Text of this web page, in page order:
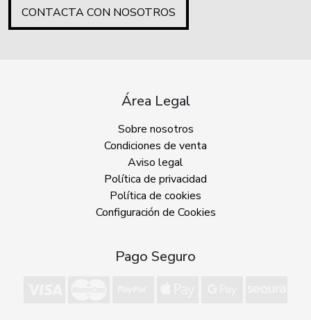
CONTACTA CON NOSOTROS
Área Legal
Sobre nosotros
Condiciones de venta
Aviso legal
Política de privacidad
Política de cookies
Configuración de Cookies
Pago Seguro